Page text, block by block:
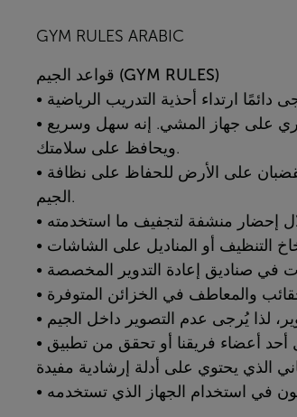
GYM RULES ARABIC
قواعد الجيم (GYM RULES)
• لا تنسَ ربط مشبك الطوارئ بملابسك قبل أن تبدأ بالمشي أو الجري على جهاز المشي. إنه سهل وسريع
ويحافظ على سلامتك.
• يرجى إعادة الأوزان إلى أماكنها بعد الاستخدام وتجنب ترك القضبان على الأرض للحفاظ على نظافة
الجيم.